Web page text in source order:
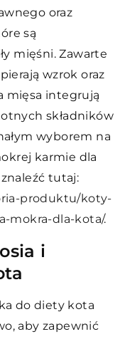
oraz
są
mięśni. Zawarte
wzrok oraz
mięsa integrują
składników
wyborem na
karmie dla
tutaj:
produktu/koty-
mokra-dla-kota/.
i
do diety kota
aby zapewnić